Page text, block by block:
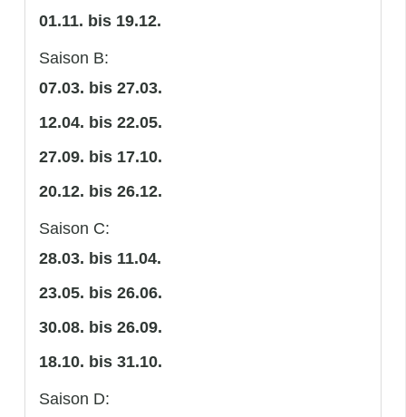
01.11. bis 19.12.
Saison B:
07.03. bis 27.03.
12.04. bis 22.05.
27.09. bis 17.10.
20.12. bis 26.12.
Saison C:
28.03. bis 11.04.
23.05. bis 26.06.
30.08. bis 26.09.
18.10. bis 31.10.
Saison D: